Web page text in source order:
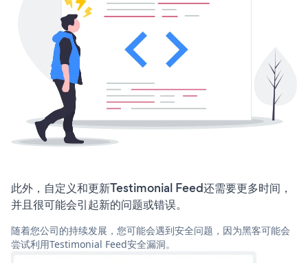
此外，自定义和更新Testimonial Feed还需要更多时间，
并且很可能会引起新的问题或错误。
随着您公司的持续发展，您可能会遇到安全问题，因为黑客可能会
尝试利用Testimonial Feed安全漏洞。